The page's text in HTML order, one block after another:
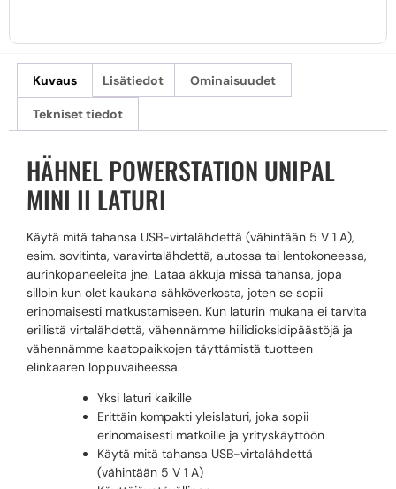
Kuvaus Lisätiedot Ominaisuudet
Tekniset tiedot
HÄHNEL POWERSTATION UNIPAL
MINI II LATURI
Käytä mitä tahansa USB-virtalähdettä (vähintään 5 V 1 A),
esim. sovitinta, varavirtalähdettä, autossa tai lentokoneessa,
aurinkopaneeleita jne. Lataa akkuja missä tahansa, jopa
silloin kun olet kaukana sähköverkosta, joten se sopii
erinomaisesti matkustamiseen. Kun laturin mukana ei tarvita
erillistä virtalähdettä, vähennämme hiilidioksidipäästöjä ja
vähennämme kaatopaikkojen täyttämistä tuotteen
elinkaaren loppuvaiheessa.
Yksi laturi kaikille
Erittäin kompakti yleislaturi, joka sopii
erinomaisesti matkoille ja yrityskäyttöön
Käytä mitä tahansa USB-virtalähdettä
(vähintään 5 V 1 A)